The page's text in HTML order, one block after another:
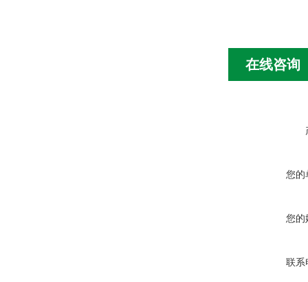
在线咨询
您的
您的
联系